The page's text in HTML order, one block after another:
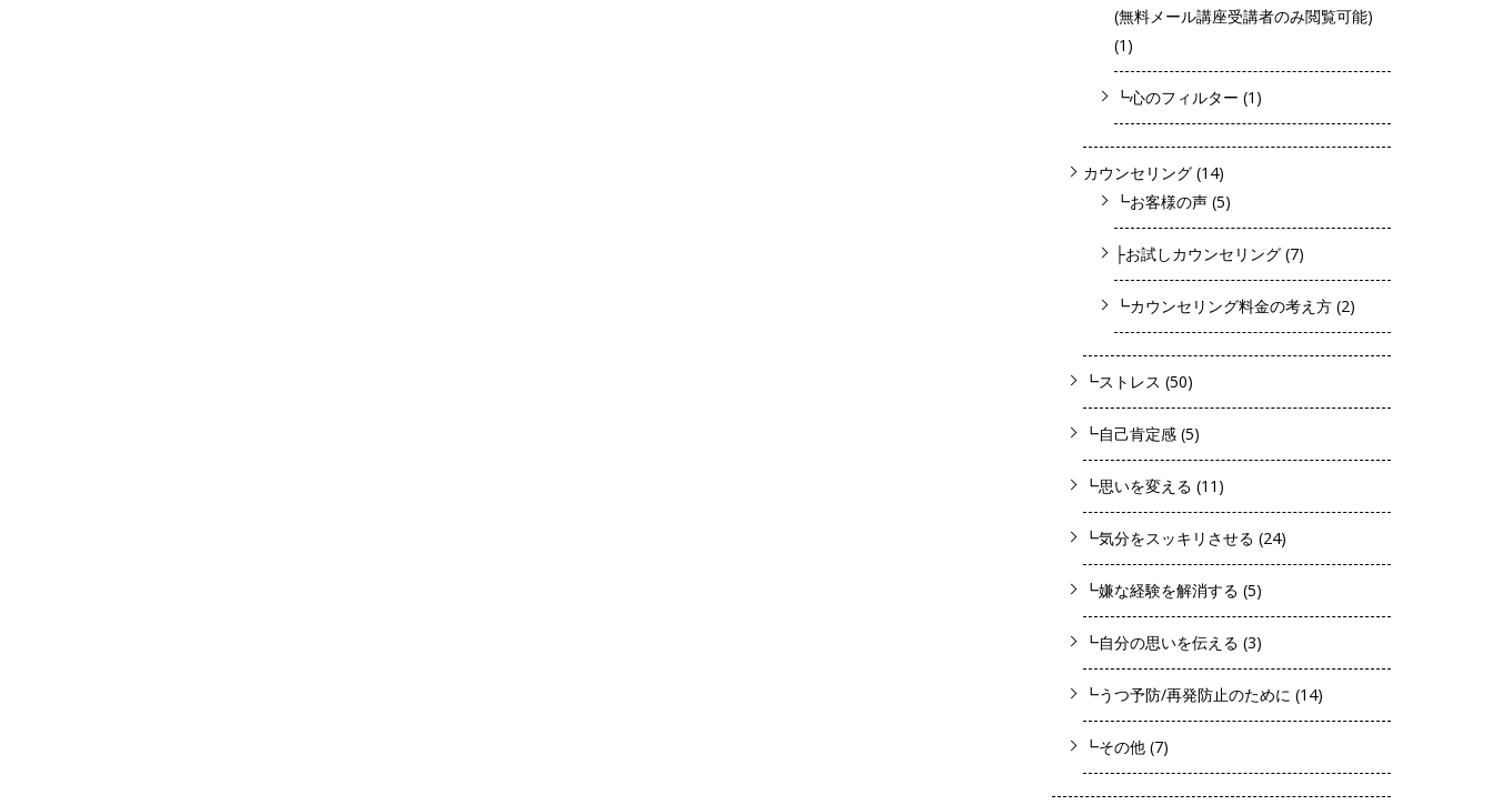
(無料メール講座受講者のみ閲覧可能)
(1)
┗心のフィルター (1)
カウンセリング (14)
┗お客様の声 (5)
├お試しカウンセリング (7)
┗カウンセリング料金の考え方 (2)
┗ストレス (50)
┗自己肯定感 (5)
┗思いを変える (11)
┗気分をスッキリさせる (24)
┗嫌な経験を解消する (5)
┗自分の思いを伝える (3)
┗うつ予防/再発防止のために (14)
┗その他 (7)